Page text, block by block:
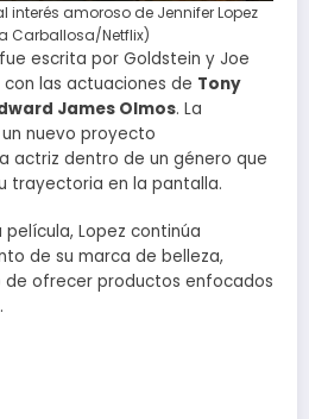
interés amoroso de Jennifer Lopez
Carballosa/Netflix)
escrita por Goldstein y Joe
las actuaciones de Tony
James Olmos. La
nuevo proyecto
actriz dentro de un género que
trayectoria en la pantalla.
Lopez continúa
de su marca de belleza,
de ofrecer productos enfocados